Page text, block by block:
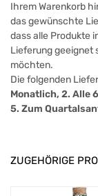
Ihrem Warenkorb
das gewünschte
dass alle Produkte
Lieferung geeignet
möchten.
Die folgenden
Monatlich, 2. Alle
5. Zum
ZUGEHÖRIGE